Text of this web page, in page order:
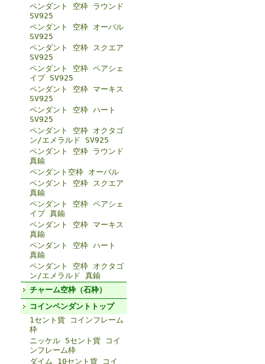
ペンダント 空枠 ラウンド
SV925
ペンダント 空枠 オーバル
SV925
ペンダント 空枠 スクエア
SV925
ペンダント 空枠 ペアシェ
イプ SV925
ペンダント 空枠 マーキス
SV925
ペンダント 空枠 ハート
SV925
ペンダント 空枠 オクタゴ
ン/エメラルド SV925
ペンダント 空枠 ラウンド
真鍮
ペンダント空枠 オーバル
ペンダント 空枠 スクエア
真鍮
ペンダント 空枠 ペアシェ
イプ 真鍮
ペンダント 空枠 マーキス
真鍮
ペンダント 空枠 ハート
真鍮
ペンダント 空枠 オクタゴ
ン/エメラルド 真鍮
チャーム空枠（石枠）
コインペンダントトップ
1セント貨 コインフレーム
枠
ニッケル 5セント貨 コイ
ンフレーム枠
ダイム 10セント貨 コイ